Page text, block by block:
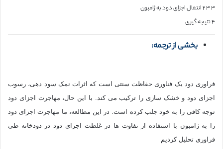
۳ ۳ ۲ انتقال اجزای دود به ژامبون
۴ نتیجه گیری
بخشی از ترجمه:
فراوری دود یک فناوری حفاظت سنتی است که اثرات نمک سود دهی، رسوب
اجزای دود و خشک سازی را ترکیب می کند. با این حال، مهاجرت اجزای دود
توجه کافی را به خود جلب کرده است. در این مطالعه، ما مهاجرت اجزای دود
را به ژامبون با استفاده از تفاوت ها در غلظت اجزای دود در دودخانه طی
فراوری تحلیل کردیم